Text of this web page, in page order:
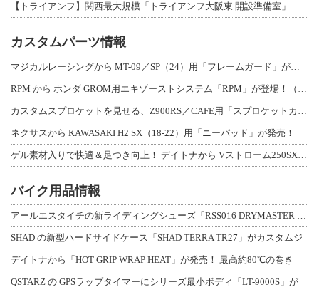
【トライアンフ】関西最大規模「トライアンフ大阪東 開設準備室」がオープン！ 限定
カスタムパーツ情報
マジカルレーシングから MT-09／SP（24）用「フレームガード」が登場！
RPM から ホンダ GROM用エキゾーストシステム「RPM」が登場！（動画あり
カスタムスプロケットを見せる、Z900RS／CAFE用「スプロケットカバーフルキ
ネクサスから KAWASAKI H2 SX（18-22）用「ニーパッド」が発売！
ゲル素材入りで快適＆足つき向上！ デイトナから Vストローム250SX用「快適ロ
バイク用品情報
アールエスタイチの新ライディングシューズ「RSS016 DRYMASTER スト
SHAD の新型ハードサイドケース「SHAD TERRA TR27」がカスタムジ
デイトナから「HOT GRIP WRAP HEAT」が発売！ 最高約80℃の巻き
QSTARZ の GPSラップタイマーにシリーズ最小ボディ「LT-9000S」が